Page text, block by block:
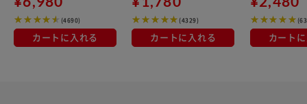
(4690)
カートに入れる
(4329)
カートに入れる カート